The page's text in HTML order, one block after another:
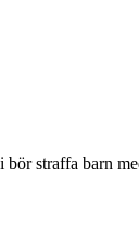
straffa barn